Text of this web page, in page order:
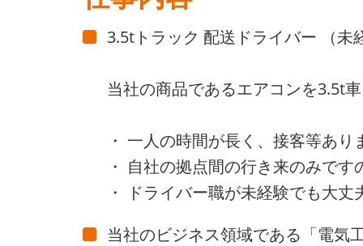
3.5tトラック 配送ドライバー （未
当社の商品であるエアコンを3.5t
・ 一人の時間が長く、接客等あり
・ 自社の拠点間の行き来のみで
・ ドライバー職が未経験でも大丈
当社のビジネス領域である「電気